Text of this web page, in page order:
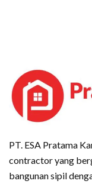
PT. ESA Pratama
contractor yang
bangunan sipil